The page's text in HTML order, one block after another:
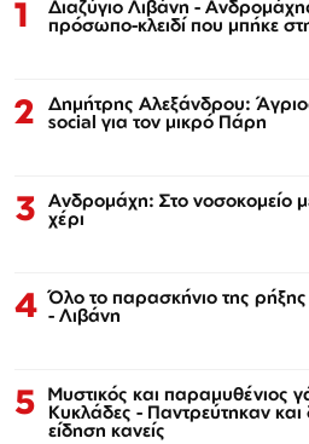
1 Διαζύγιο Λιβάνη -
πρόσωπο-κλειδί που μπήκε
2 Δημήτρης Αλεξάνδρου:
social για τον μικρό Πάρη
3 Ανδρομάχη: Στο νοσοκομείο
χέρι
4 Όλο το παρασκήνιο της
- Λιβάνη
5 Μυστικός και παραμυθένιος
Κυκλάδες - Παντρεύτηκαν και
είδηση κανείς